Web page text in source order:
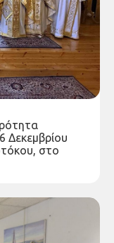
της
Αναστασίας
Καλαβρύτων
Δεκεμβρίου
στο